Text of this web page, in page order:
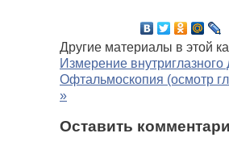
Другие материалы в этой
Измерение внутриглазного
Офтальмоскопия (осмотр
»
Оставить